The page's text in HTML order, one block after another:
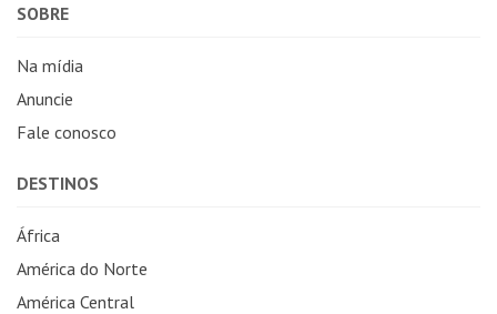
SOBRE
Na mídia
Anuncie
Fale conosco
DESTINOS
África
América do Norte
América Central